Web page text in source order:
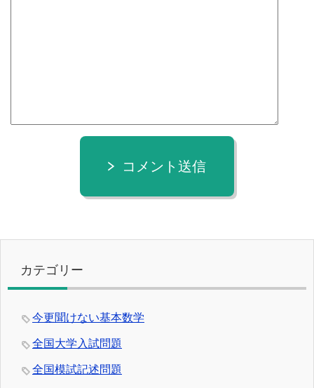
コメント送信
カテゴリー
今更聞けない基本数学
全国大学入試問題
全国模試記述問題